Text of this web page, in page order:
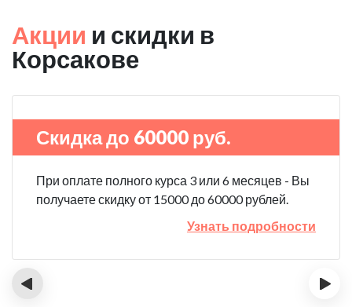
Акции и скидки в
Корсакове
Скидка до 60000 руб.
При оплате полного курса 3 или 6 месяцев - Вы
получаете скидку от 15000 до 60000 рублей.
Узнать подробности
‹ ›